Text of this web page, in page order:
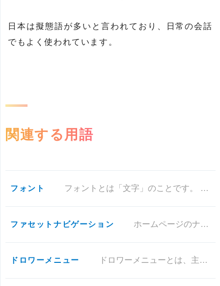
日本は擬態語が多いと言われており、日常の会話
でもよく使われています。
関連する用語
フォント フォントとは「文字」のことです。 印刷物の場合は、さまざまなフォントを使ってデザインできます。 ホームページの場合は、ユ
ファセットナビゲーション ホームページのナビゲーションの一種で、主にECサイトなどに用いられます。 例えば「車」を選ぶと、「色」「価格」「乗車人数
ドロワーメニュー ドロワーメニューとは、主にスマートフォンに実装されるナビゲーションの一種です。 普段は隠れているが、ボタンを押すと横（ま